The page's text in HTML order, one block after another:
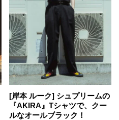
[岸本 ルーク] シュプリームの
『AKIRA』Tシャツで、クー
ルなオールブラック！